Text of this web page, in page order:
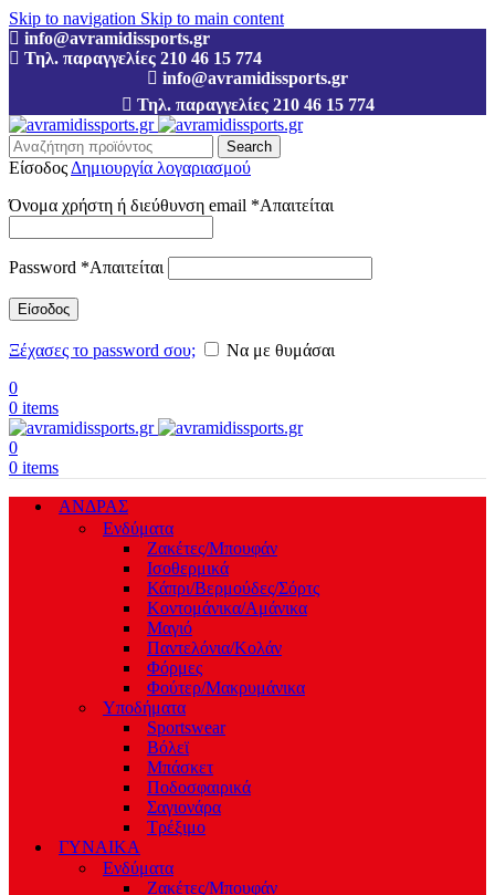
Skip to navigation Skip to main content
info@avramidissports.gr
Τηλ. παραγγελίες 210 46 15 774
info@avramidissports.gr
Τηλ. παραγγελίες 210 46 15 774
Search
Είσοδος Δημιουργία λογαριασμού
Όνομα χρήστη ή διεύθυνση email *Απαιτείται
Password *Απαιτείται
Είσοδος
Ξέχασες το password σου;
Να με θυμάσαι
0
0 items
0
0 items
ΑΝΔΡΑΣ
Ενδύματα
Ζακέτες/Μπουφάν
Ισοθερμικά
Κάπρι/Βερμούδες/Σόρτς
Κοντομάνικα/Αμάνικα
Μαγιό
Παντελόνια/Κολάν
Φόρμες
Φούτερ/Μακρυμάνικα
Υποδήματα
Sportswear
Βόλεϊ
Μπάσκετ
Ποδοσφαιρικά
Σαγιονάρα
Τρέξιμο
ΓΥΝΑΙΚΑ
Ενδύματα
Ζακέτες/Μπουφάν